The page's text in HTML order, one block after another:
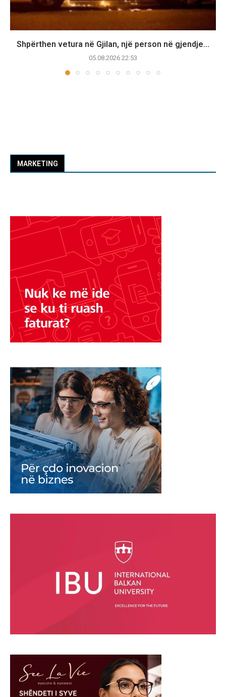
Shpërthen vetura në Gjilan, një person në gjendje...
05.08.2026 22:53
MARKETING